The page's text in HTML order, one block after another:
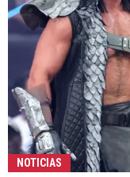
NOTICIAS